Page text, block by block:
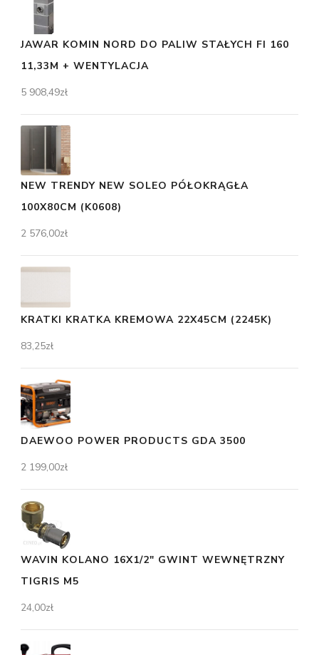
JAWAR KOMIN NORD DO PALIW STAŁYCH FI 160
11,33M + WENTYLACJA
5 908,49zł
NEW TRENDY NEW SOLEO PÓŁOKRĄGŁA
100X80CM (K0608)
2 576,00zł
KRATKI KRATKA KREMOWA 22X45CM (2245K)
83,25zł
DAEWOO POWER PRODUCTS GDA 3500
2 199,00zł
WAVIN KOLANO 16X1/2" GWINT WEWNĘTRZNY
TIGRIS M5
24,00zł